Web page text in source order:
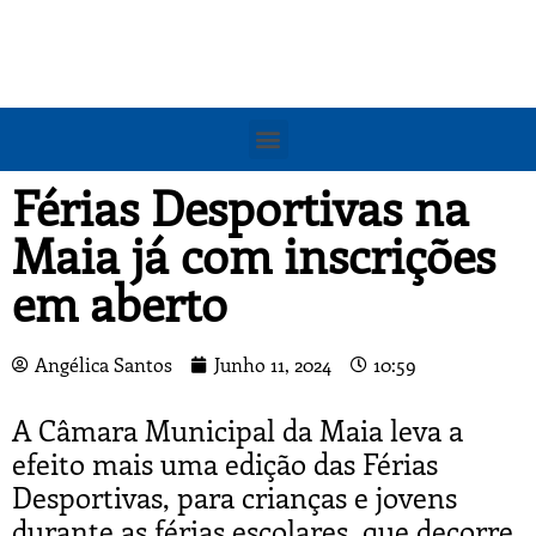
Férias Desportivas na
Maia já com inscrições
em aberto
Angélica Santos Junho 11, 2024 10:59
A Câmara Municipal da Maia leva a
efeito mais uma edição das Férias
Desportivas, para crianças e jovens